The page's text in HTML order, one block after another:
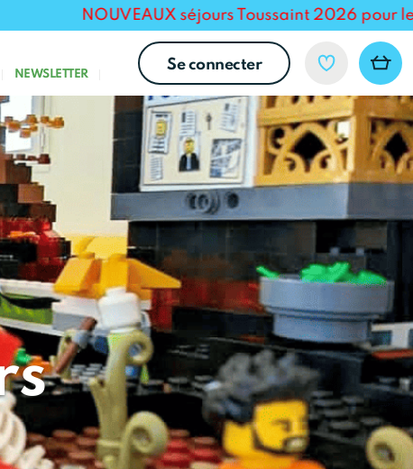
NOUVEAUX séjours Toussaint 2026 pour les 12-
NEWSLETTER
Se connecter